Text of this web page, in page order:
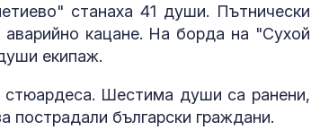
станаха 41 души. Пътнически
кацане. На борда на "Сухой
екипаж.
стюардеса. Шестима души са ранени,
пострадали български граждани.